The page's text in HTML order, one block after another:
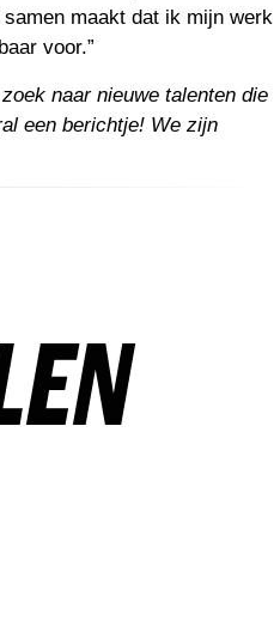
maakt dat ik mijn werk
voor.”
naar nieuwe talenten die
een berichtje! We zijn